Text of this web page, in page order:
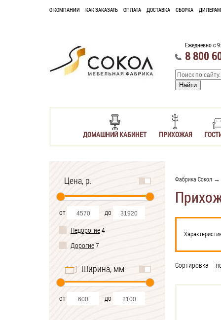
О КОМПАНИИ КАК ЗАКАЗАТЬ ОПЛАТА ДОСТАВКА СБОРКА ДИЛЕРАМ
Ежедневно с
8 800
ДОМАШНИЙ КАБИНЕТ ПРИХОЖАЯ
Цена, р.
от
до
Недорогие4
Дорогие7
Ширина, мм
от до
Фабрика Сокол →
Сортировка